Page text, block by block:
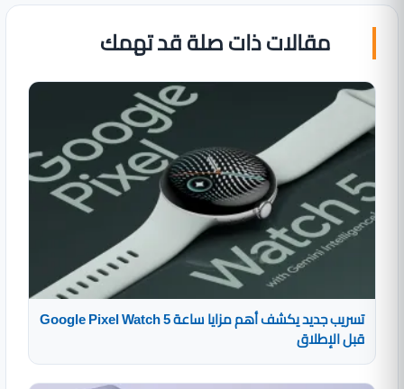
مقالات ذات صلة قد تهمك
تسريب جديد يكشف أهم مزايا ساعة Google Pixel Watch 5
قبل الإطلاق